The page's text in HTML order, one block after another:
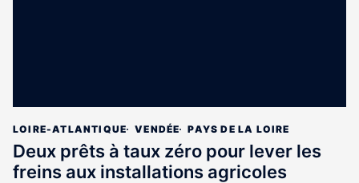
LOIRE-ATLANTIQUE VENDÉE PAYS DE LA LOIRE
Deux prêts à taux zéro pour lever les
freins aux installations agricoles